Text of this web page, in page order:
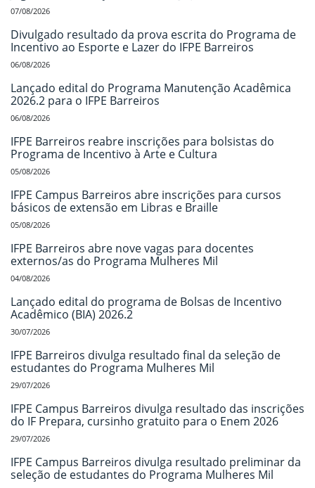
07/08/2026
Divulgado resultado da prova escrita do Programa de
Incentivo ao Esporte e Lazer do IFPE Barreiros
06/08/2026
Lançado edital do Programa Manutenção Acadêmica
2026.2 para o IFPE Barreiros
06/08/2026
IFPE Barreiros reabre inscrições para bolsistas do
Programa de Incentivo à Arte e Cultura
05/08/2026
IFPE Campus Barreiros abre inscrições para cursos
básicos de extensão em Libras e Braille
05/08/2026
IFPE Barreiros abre nove vagas para docentes
externos/as do Programa Mulheres Mil
04/08/2026
Lançado edital do programa de Bolsas de Incentivo
Acadêmico (BIA) 2026.2
30/07/2026
IFPE Barreiros divulga resultado final da seleção de
estudantes do Programa Mulheres Mil
29/07/2026
IFPE Campus Barreiros divulga resultado das inscrições
do IF Prepara, cursinho gratuito para o Enem 2026
29/07/2026
IFPE Campus Barreiros divulga resultado preliminar da
seleção de estudantes do Programa Mulheres Mil